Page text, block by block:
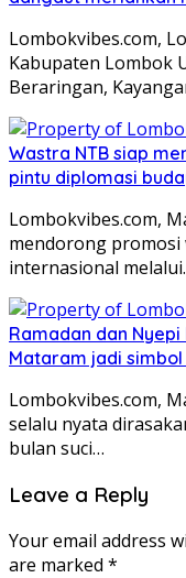
Lombokvibes.com,
Kabupaten Lombok
Beraringan,
Wastra NTB siap
pintu diplomasi
Lombokvibes.com,
mendorong promosi
internasional
Ramadan dan
Mataram jadi
Lombokvibes.com,
selalu nyata
bulan suci…
Leave a Reply
Your email address
are marked *